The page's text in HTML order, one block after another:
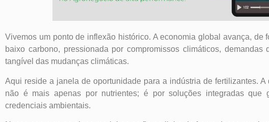
Vivemos um ponto de inflexão histórico. A economia global avança, de
baixo carbono, pressionada por compromissos climáticos,
tangível das mudanças climáticas.
Aqui reside a janela de oportunidade para a indústria de fertilizantes.
não é mais apenas por nutrientes; é por soluções integradas que
credenciais ambientais.